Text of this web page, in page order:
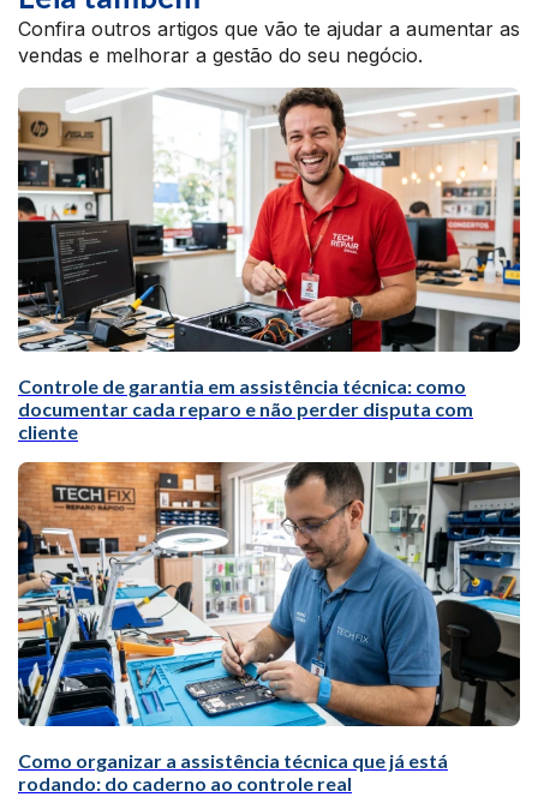
Confira outros artigos que vão te ajudar a aumentar as
vendas e melhorar a gestão do seu negócio.
Controle de garantia em assistência técnica: como
documentar cada reparo e não perder disputa com
cliente
Como organizar a assistência técnica que já está
rodando: do caderno ao controle real